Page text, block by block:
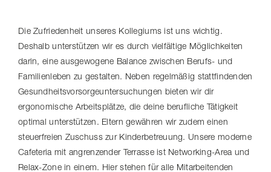
Die Zufriedenheit unseres Kollegiums ist uns wichtig.
Deshalb unterstützen wir es durch vielfältige Möglichkeiten
darin, eine ausgewogene Balance zwischen Berufs- und
Familienleben zu gestalten. Neben regelmäßig stattfindenden
Gesund­heits­vor­sor­ge­un­ter­su­chungen bieten wir dir
ergonomische Arbeitsplätze, die deine berufliche Tätigkeit
optimal unterstützen. Eltern gewähren wir zudem einen
steuerfreien Zuschuss zur Kinder­be­treuung. Unsere moderne
Cafeteria mit angrenzender Terrasse ist Networking-​Area und
Relax-Zone in einem. Hier stehen für alle Mitarbeitenden